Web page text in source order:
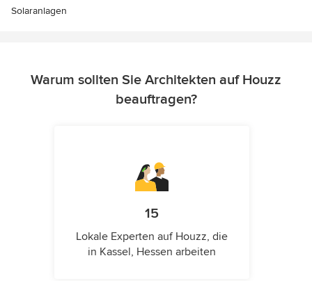
Solaranlagen
Warum sollten Sie Architekten auf Houzz
beauftragen?
15
Lokale Experten auf Houzz, die
in Kassel, Hessen arbeiten